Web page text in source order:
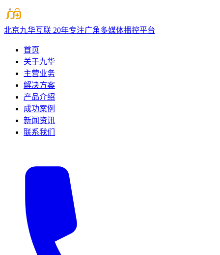
北京九华互联 20年专注广角多媒体播控平台
首页
关于九华
主营业务
解决方案
产品介绍
成功案例
新闻资讯
联系我们